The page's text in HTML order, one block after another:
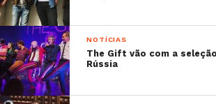
NOTÍCIAS
The Gift vão com a
Rússia